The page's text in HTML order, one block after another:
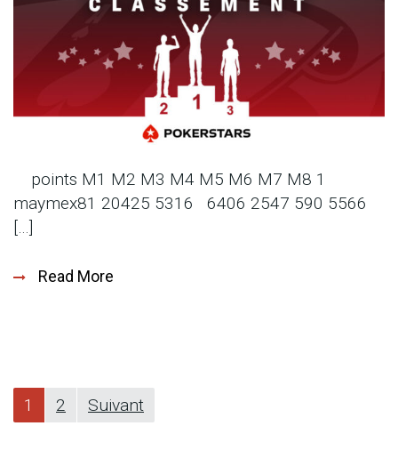
points M1 M2 M3 M4 M5 M6 M7 M8 1
maymex81 20425 5316 6406 2547 590 5566
[…]
Read More
Pagination
1 2 Suivant